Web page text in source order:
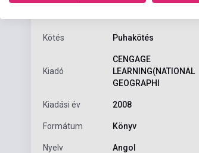
Kötés Puhakötés
Kiadó
CENGAGE
LEARNING(NATIONAL
GEOGRAPHI
Kiadási év 2008
Formátum Könyv
Nyelv Angol